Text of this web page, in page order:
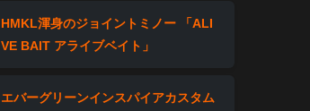
HMKL渾身のジョイントミノー 「ALI
VE BAIT アライブベイト」
エバーグリーンインスパイアカスタム